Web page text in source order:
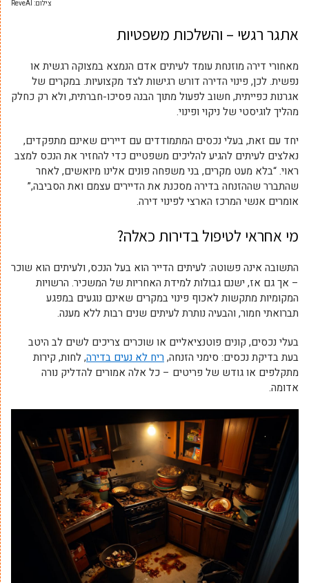
צילום: ReveAI
אתגר רגשי – והשלכות משפטיות
מאחורי דירה מוזנחת עומד לעיתים אדם הנמצא במצוקה רגשית או
נפשית. לכן, פינוי הדירה דורש רגישות לצד מקצועיות. במקרים של
אגרנות כפייתית, חשוב לפעול מתוך הבנה פסיכו-חברתית, ולא רק כחלק
מהליך לוגיסטי של ניקוי ופינוי.
יחד עם זאת, בעלי נכסים המתמודדים עם דיירים שאינם מתפקדים,
נאלצים לעיתים להגיע להליכים משפטיים כדי להחזיר את הנכס למצב
ראוי. “בלא מעט מקרים, בני משפחה פונים אלינו מיואשים, לאחר
שהתברר שההזנחה בדירה מסכנת את הדיירים עצמם ואת הסביבה,”
אומרים אנשי המרכז הארצי לפינוי דירה.
מי אחראי לטיפול בדירות כאלה?
התשובה אינה פשוטה: לעיתים הדייר הוא בעל הנכס, ולעיתים הוא שוכר
– אך גם אז, ישנם גבולות למידת האחריות של המשכיר. הרשויות
המקומיות מתקשות לאכוף פינוי במקרים שאינם נוגעים במפגע
תברואתי חמור, והבעיה נותרת לעיתים שנים רבות ללא מענה.
בעלי נכסים, קונים פוטנציאליים או שוכרים צריכים לשים לב היטב
בעת בדיקת נכסים: סימני הזנחה,ריח לא נעים בדירה, לחות, קירות
מתקלפים או גודש של פריטים – כל אלה אמורים להדליק נורה
אדומה.